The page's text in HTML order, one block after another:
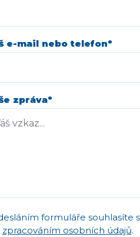
e-mail nebo telefon*
zpráva*
formuláře souhlasíte
zpracováním osobních údajů.